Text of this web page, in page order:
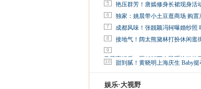
5 艳压群芳！唐嫣修身长裙现身活
6 独家：姚晨带小土豆逛商场 购置
7 成都风味！张靓颖冯轲曝婚纱照
8 接地气！阔太熊黛林打扮休闲逛
9
马蓉离婚后，砸1000万人民币给媒体
10 甜到腻！黄晓明上海庆生 Baby
娱乐·大视野